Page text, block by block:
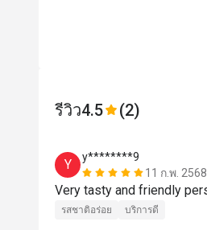
รีวิว4.5 (2)
Y
y********9
11 ก.พ. 2568
รสชาติอร่อย บริการดี